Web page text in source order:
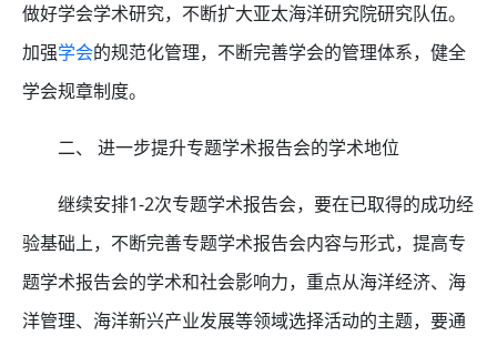
做好学会学术研究，不断扩大亚太海洋研究院研究队伍。
加强学会的规范化管理，不断完善学会的管理体系，健全
学会规章制度。
二、 进一步提升专题学术报告会的学术地位
继续安排1-2次专题学术报告会，要在已取得的成功经
验基础上，不断完善专题学术报告会内容与形式，提高专
题学术报告会的学术和社会影响力，重点从海洋经济、海
洋管理、海洋新兴产业发展等领域选择活动的主题，要通